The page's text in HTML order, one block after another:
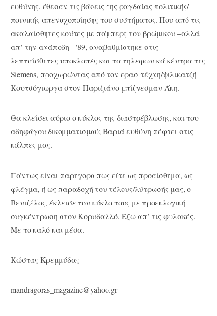
ευθύνης, έθεσαν τις βάσεις της ραγδαίας πολιτικής/
ποινικής απενοχοποίησης του συστήματος. Που από τις
ακαλαίσθητες κούτες με πάμπερς του βρώμικου –αλλά
απ’ την ανάποδη– ’89, αναβαθμίστηκε στις
λεπταίσθητες υποκλοπές και τα τηλεφωνικά κέντρα της
Siemens, προχωρώντας από τον ερασιτέχνη/ψιλικατζή
Κουτσόγιωργα στον Παριζιάνο μπίζνεσμαν Άκη.
Θα κλείσει αύριο ο κύκλος της διαστρέβλωσης, και του
αδηφάγου δικομματισμού; Βαριά ευθύνη πέφτει στις
κάλπες μας.
Πάντως είναι παρήγορο πως είτε ως προαίσθημα, ως
φλέγμα, ή ως παραδοχή του τέλους/λύτρωσής μας, ο
Βενιζέλος, έκλεισε τον κύκλο τους με προεκλογική
συγκέντρωση στον Κορυδαλλό. Έξω απ’ τις φυλακές.
Με το καλό και μέσα.
Κώστας Κρεμμύδας
mandragoras_magazine@yahoo.gr